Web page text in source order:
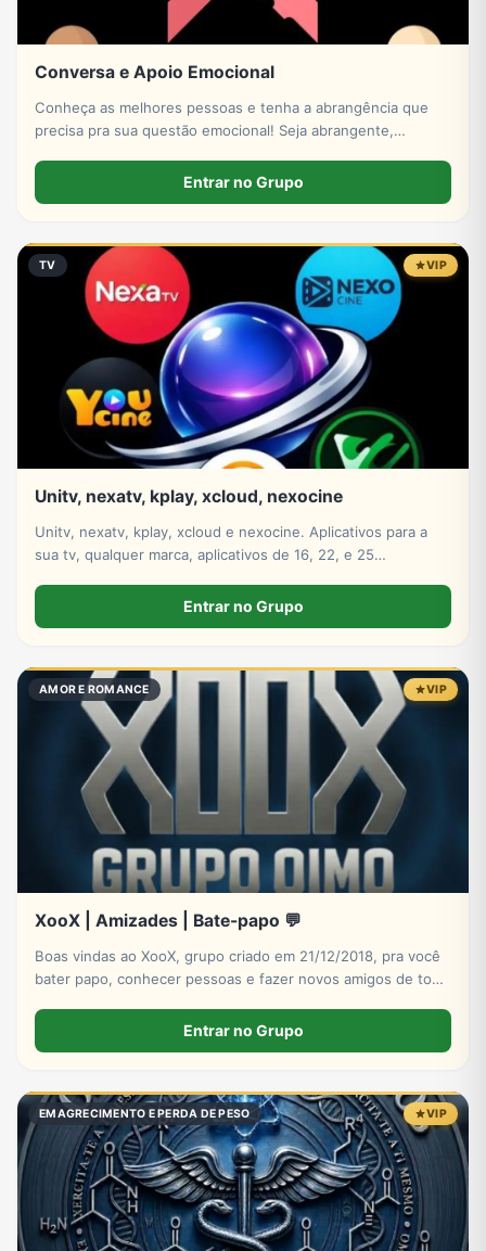
Conversa e Apoio Emocional
Conheça as melhores pessoas e tenha a abrangência que
precisa pra sua questão emocional! Seja abrangente,
Entrar no Grupo
TV VIP
Unitv, nexatv, kplay, xcloud, nexocine
Unitv, nexatv, kplay, xcloud e nexocine. Aplicativos para a
sua tv, qualquer marca, aplicativos de 16, 22, e 25
Entrar no Grupo
AMOR E ROMANCE VIP
XooX | Amizades | Bate-papo 💬
Boas vindas ao XooX, grupo criado em 21/12/2018, pra você
bater papo, conhecer pessoas e fazer novos amigos de todo
Entrar no Grupo
EMAGRECIMENTO E PERDA DE PESO VIP